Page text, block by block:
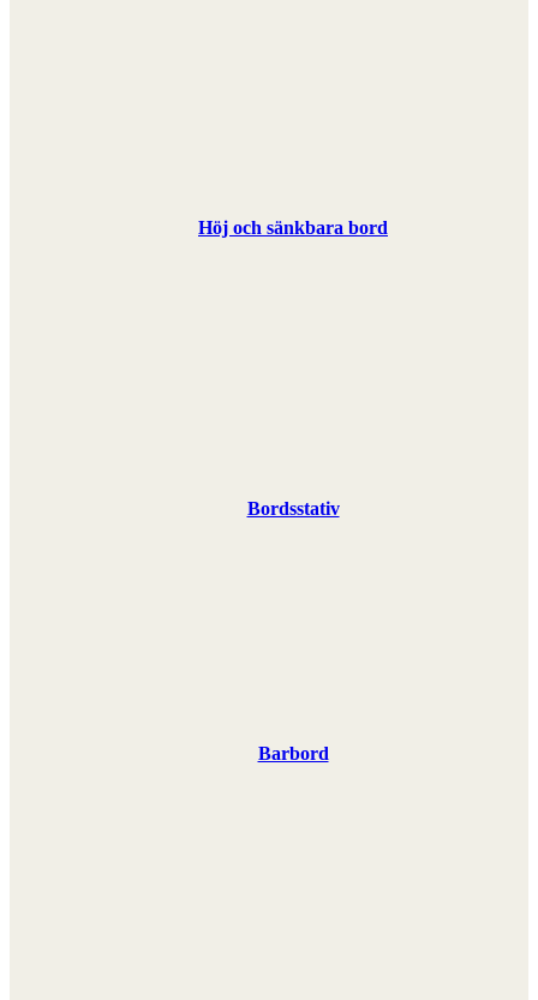
Höj och sänkbara bord
Bordsstativ
Barbord